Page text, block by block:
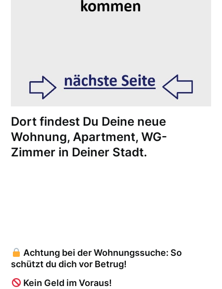
Dort findest Du Deine neue
Wohnung, Apartment, WG-
Zimmer in Deiner Stadt.
Achtung bei der Wohnungssuche: So
schützt du dich vor Betrug!
Kein Geld im Voraus!